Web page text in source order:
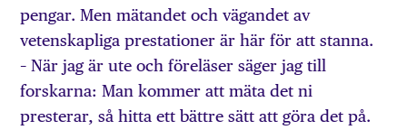
pengar. Men mätandet och vägandet av
vetenskapliga prestationer är här för att stanna.
– När jag är ute och föreläser säger jag till
forskarna: Man kommer att mäta det ni
presterar, så hitta ett bättre sätt att göra det på.